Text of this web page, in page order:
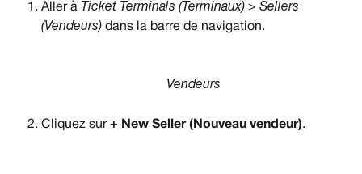
Aller à Ticket Terminals (Terminaux) > Sellers
(Vendeurs) dans la barre de navigation.
Vendeurs
Cliquez sur + New Seller (Nouveau vendeur).